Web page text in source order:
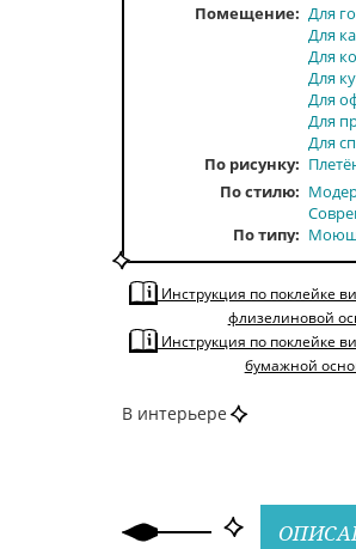
Помещение
Для
Для
Для
Для
Для
Для
Для
По рисунку
По стилю
По типу
По тону
По цвету Серый
Инструкция по поклейке
флизелиновой
Инструкция по поклейке
бумажной
В интерьере